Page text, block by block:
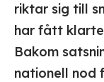
riktar sig till
har fått
Bakom
nationell nod